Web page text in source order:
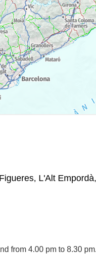
L'Alt
from 4.00 pm to 8.30 pm.